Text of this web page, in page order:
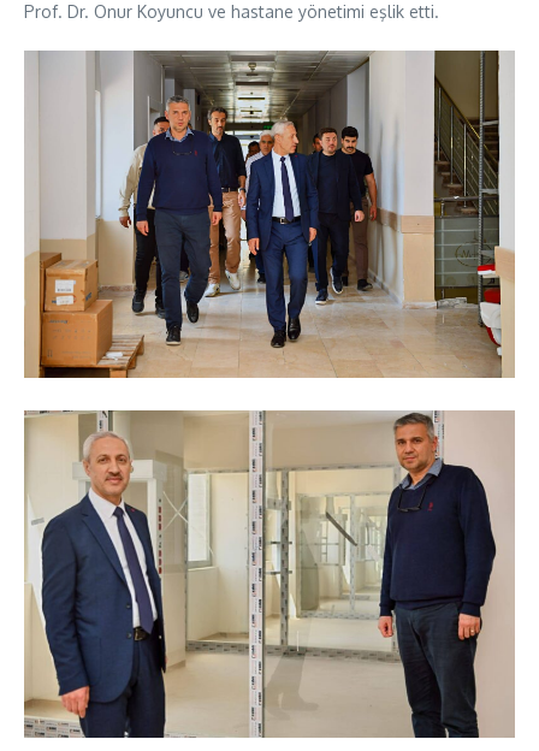
Prof. Dr. Onur Koyuncu ve hastane yönetimi eşlik etti.